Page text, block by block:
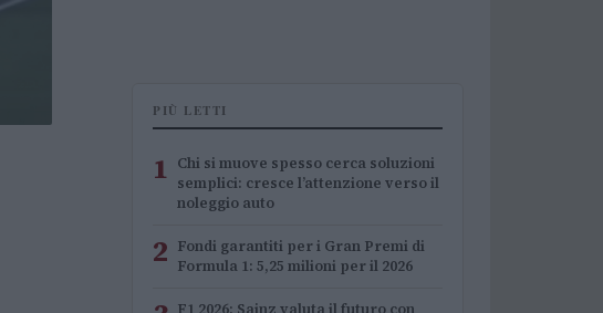
PIÙ LETTI
1 Chi si muove spesso cerca soluzioni
semplici: cresce l’attenzione verso il
noleggio auto
2 Fondi garantiti per i Gran Premi di
Formula 1: 5,25 milioni per il 2026
F1 2026: Sainz valuta il futuro con